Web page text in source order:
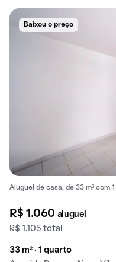
Baixou o preço
Aluguel de casa, de 33 m² com
R$ 1.060 aluguel
R$ 1.105 total
33 m² · 1 quarto